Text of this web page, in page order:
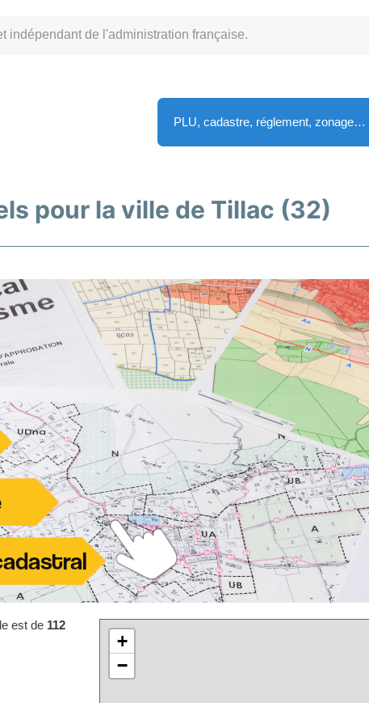
indépendant de l'administration française.
PLU, cadastre, réglement, zonage…
pour la ville de Tillac (32)
est de 112
+
−